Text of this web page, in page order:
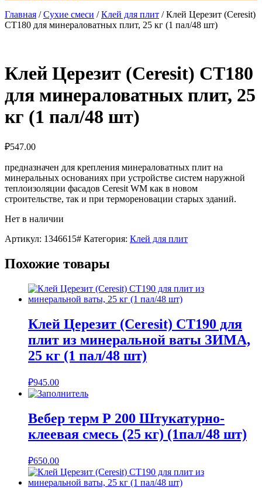
Главная /Сухие смеси /Клей для плит / Клей Церезит (Ceresit)
СТ180 для минераловатных плит, 25 кг (1 пал/48 шт)
Клей Церезит (Ceresit) СТ180
для минераловатных плит, 25
кг (1 пал/48 шт)
₽547.00
предназначен для крепления минераловатных плит на
минеральных основаниях при устройстве систем наружной
теплоизоляции фасадов Ceresit WM как в новом
строительстве, так и при термореновации старых зданий.
Нет в наличии
Артикул: 1346615# Категория: Клей для плит
Похожие товары
Клей Церезит (Ceresit) СТ190 для
плит из минеральной ваты ЗИМА,
25 кг (1 пал/48 шт)
₽945.00
Вебер терм Р 200 Штукатурно-
клеевая смесь (25 кг) (1пал/48 шт)
₽650.00